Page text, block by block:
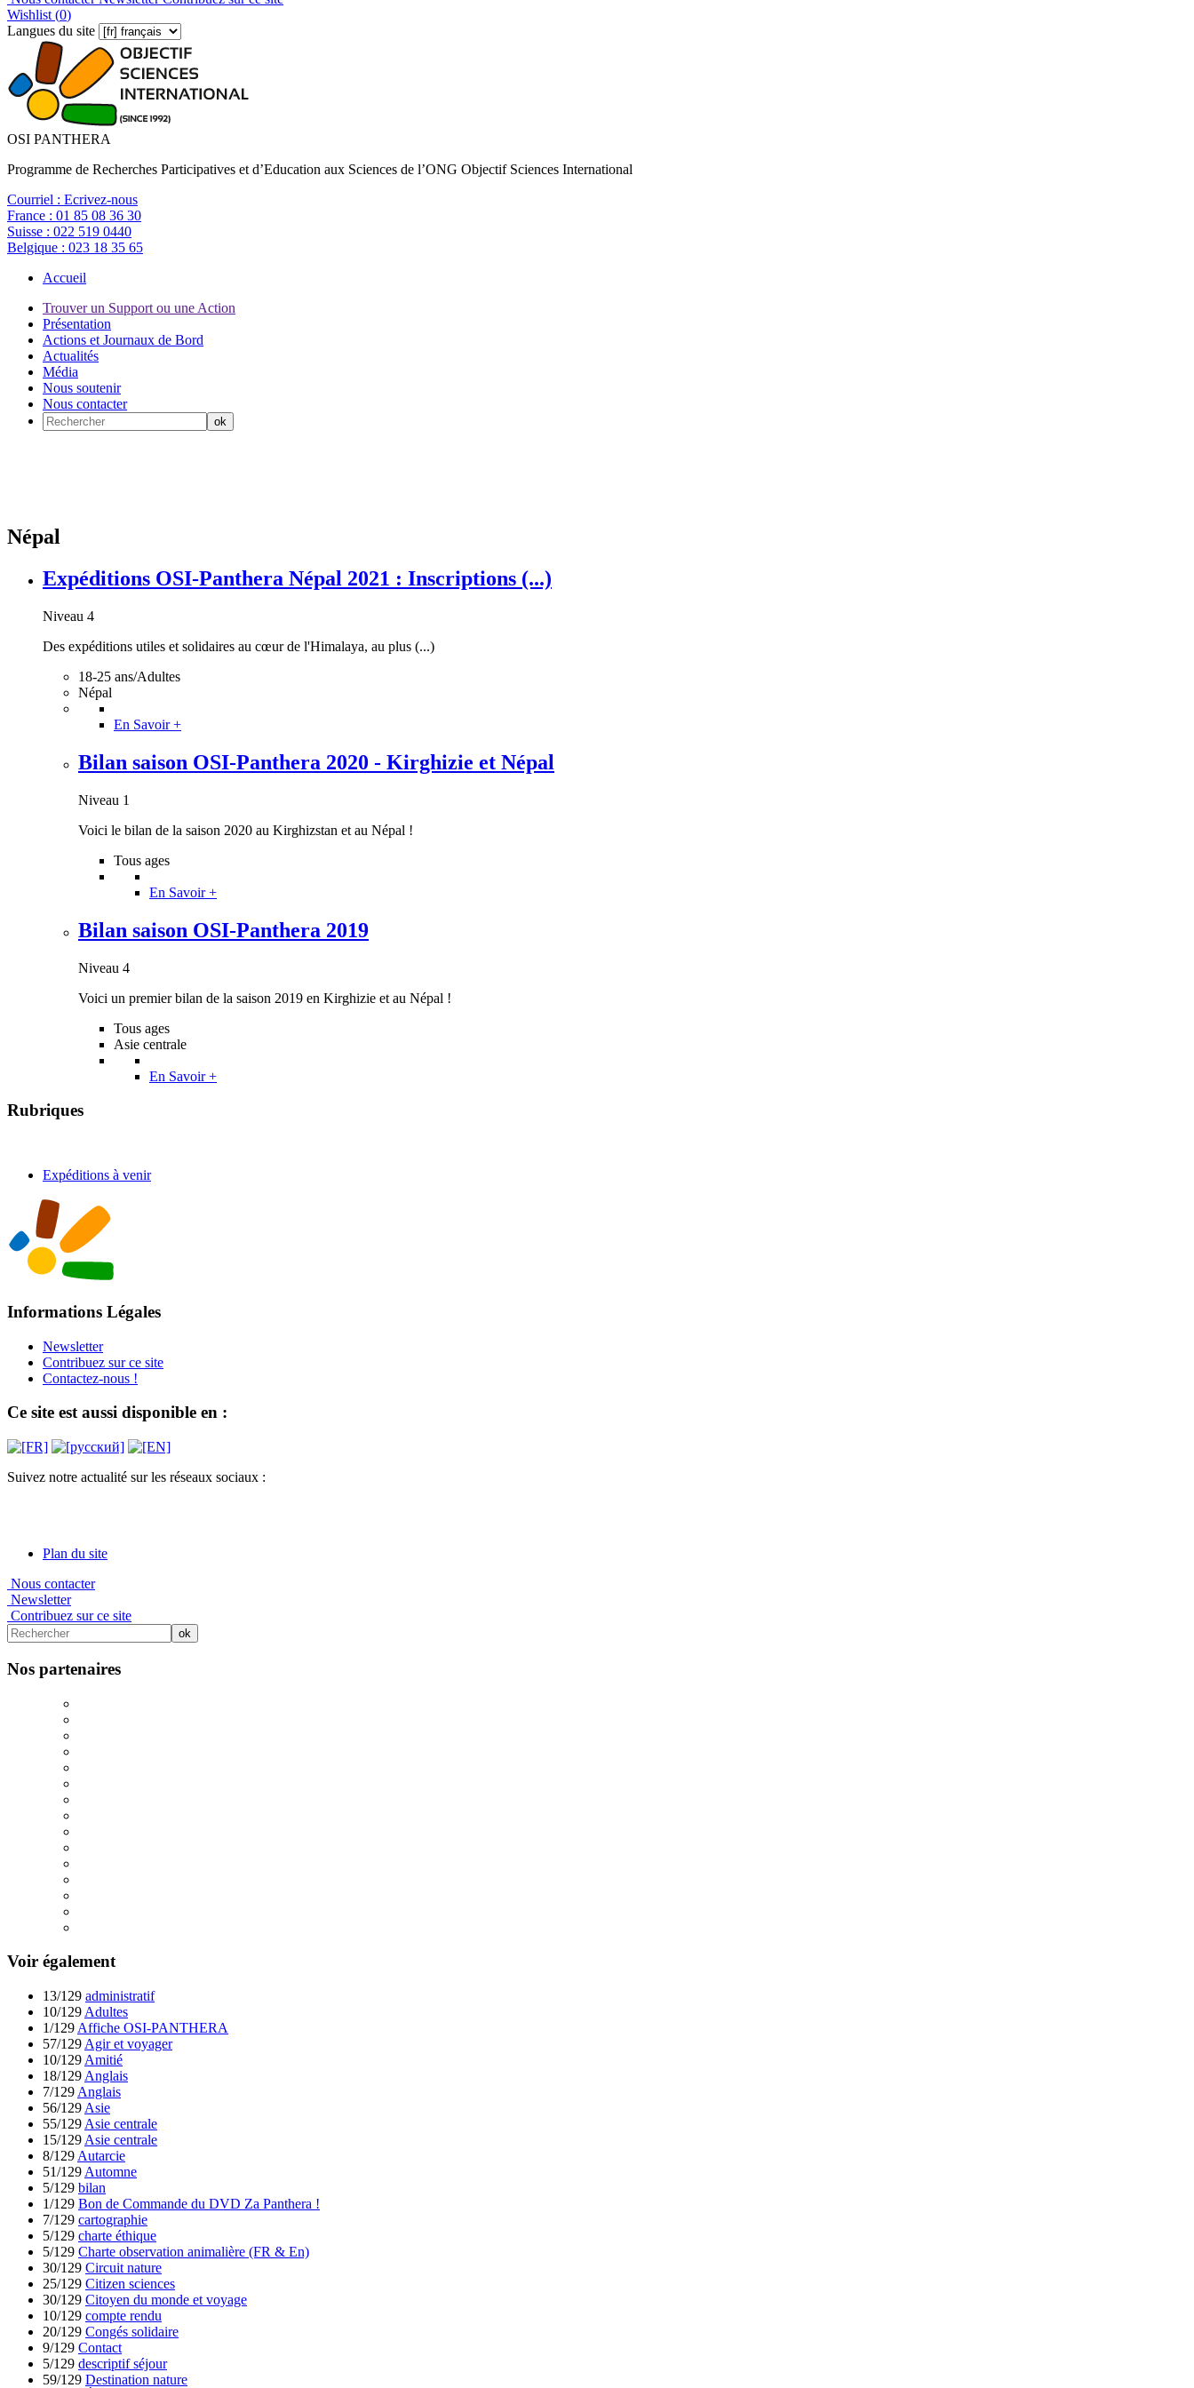
Wishlist (0)
Langues du site
OSI PANTHERA
Programme de Recherches Participatives et d’Education aux Sciences de l’ONG Objectif Sciences International
Courriel : Ecrivez-nous
France : 01 85 08 36 30
Suisse : 022 519 0440
Belgique : 023 18 35 65
Accueil
Trouver un Support ou une Action
Présentation
Actions et Journaux de Bord
Actualités
Média
Nous soutenir
Nous contacter
Népal
Expéditions OSI-Panthera Népal 2021 : Inscriptions (...)
Niveau 4
Des expéditions utiles et solidaires au cœur de l'Himalaya, au plus (...)
18-25 ans/Adultes
Népal
En Savoir +
Bilan saison OSI-Panthera 2020 - Kirghizie et Népal
Niveau 1
Voici le bilan de la saison 2020 au Kirghizstan et au Népal !
Tous ages
En Savoir +
Bilan saison OSI-Panthera 2019
Niveau 4
Voici un premier bilan de la saison 2019 en Kirghizie et au Népal !
Tous ages
Asie centrale
En Savoir +
Rubriques
Expéditions à venir
Informations Légales
Newsletter
Contribuez sur ce site
Contactez-nous !
Ce site est aussi disponible en :
Suivez notre actualité sur les réseaux sociaux :
Plan du site
Nous contacter
Newsletter
Contribuez sur ce site
Nos partenaires
Voir également
13/129 administratif
10/129 Adultes
1/129 Affiche OSI-PANTHERA
57/129 Agir et voyager
10/129 Amitié
18/129 Anglais
7/129 Anglais
56/129 Asie
55/129 Asie centrale
15/129 Asie centrale
8/129 Autarcie
51/129 Automne
5/129 bilan
1/129 Bon de Commande du DVD Za Panthera !
7/129 cartographie
5/129 charte éthique
5/129 Charte observation animalière (FR & En)
30/129 Circuit nature
25/129 Citizen sciences
30/129 Citoyen du monde et voyage
10/129 compte rendu
20/129 Congés solidaire
9/129 Contact
5/129 descriptif séjour
59/129 Destination nature